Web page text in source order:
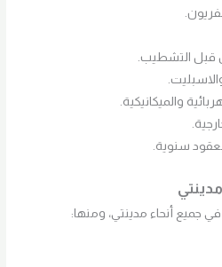
قبل التشطيب.
والميكانيكية.
سنوية.
جميع أنحاء مدينتي، ومنها: